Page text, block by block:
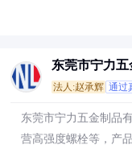
东莞市宁力五
法人:赵承辉 通过
东莞市宁力五金制品
营高强度螺栓等，产